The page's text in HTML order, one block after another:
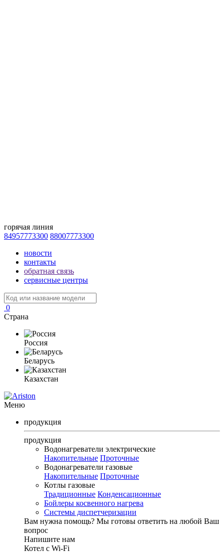
горячая линия
84957773300 88007773300
новости
контакты
обратная связь
сервисные центры
0
Страна
Россия
Беларусь
Казахстан
Меню
продукция
продукция
Водонагреватели электрические
Накопительные Проточные
Водонагреватели газовые
Накопительные Проточные
Котлы газовые
Традиционные Конденсационные
Бойлеры косвенного нагрева
Системы диспетчеризации
Вам нужна помощь? Мы готовы ответить на любой Ваш
вопрос
Напишите нам
Котел с Wi-Fi